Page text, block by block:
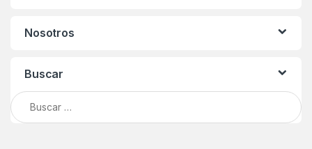
Nosotros
Buscar
Buscar: